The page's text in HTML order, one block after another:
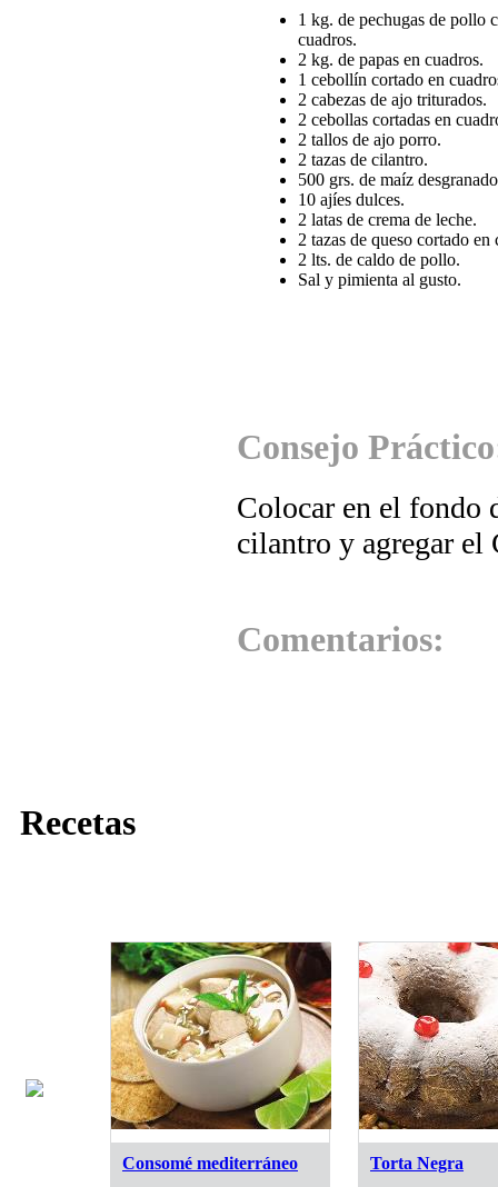
1 kg. de pechugas de pollo
cuadros.
2 kg. de papas en cuadros.
1 cebollín cortado en
2 cabezas de ajo triturados.
2 cebollas cortadas en
2 tallos de ajo porro.
2 tazas de cilantro.
500 grs. de maíz
10 ajíes dulces.
2 latas de crema de leche.
2 tazas de queso cortado en
2 lts. de caldo de pollo.
Sal y pimienta al gusto.
Consejo
Colocar en el fondo
cilantro y agregar el
Comentarios:
Recetas
Consomé mediterráneo Torta Negra